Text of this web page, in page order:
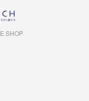
SHOP